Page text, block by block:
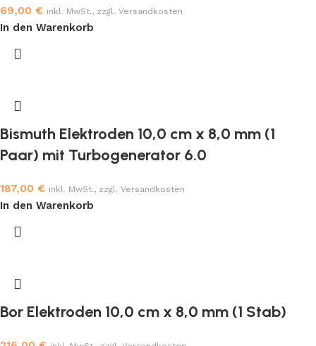
69,00 € inkl. MwSt., zzgl. Versandkosten
In den Warenkorb
Bismuth Elektroden 10,0 cm x 8,0 mm (1
Paar) mit Turbogenerator 6.0
187,00 € inkl. MwSt., zzgl. Versandkosten
In den Warenkorb
Bor Elektroden 10,0 cm x 8,0 mm (1 Stab)